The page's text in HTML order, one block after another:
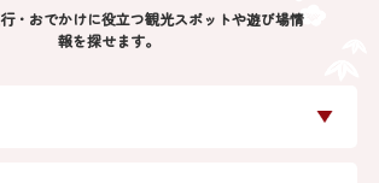
・おでかけに役立つ観光スポットや遊び場情
報を探せます。